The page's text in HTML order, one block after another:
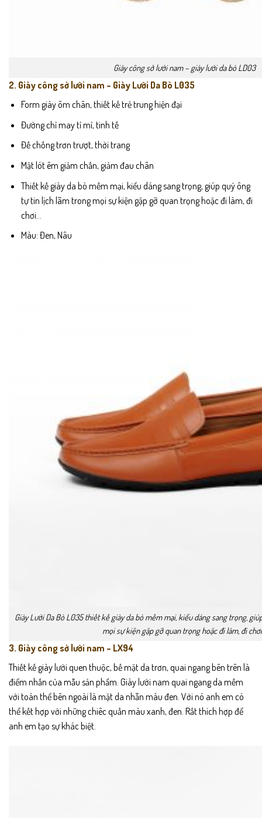
Giày công sở lười nam – giày lười da bò LD03
2. Giày công sở lười nam – Giày Lười Da Bò L035
Form giày ôm chân, thiết kế trẻ trung hiện đại
Đường chỉ may tỉ mỉ, tinh tế
Đế chống trơn trượt, thời trang
Mặt lót êm giảm chấn, giảm đau chân
Thiết kế giày da bò mềm mại, kiểu dáng sang trọng, giúp quý ông
tự tin lịch lãm trong mọi sự kiện gặp gỡ quan trọng hoặc đi làm, đi
chơi…
Màu: Đen, Nâu
Giày Lười Da Bò L035 thiết kế giày da bò mềm mại, kiểu dáng sang trọng,
mọi sự kiện gặp gỡ quan trọng hoặc đi làm, đi
3. Giày công sở lười nam – LX94
Thiết kế giày lười quen thuộc, bề mặt da trơn, quai ngang bên trên là
điểm nhấn của mẫu sản phẩm. Giày lười nam quai ngang da mềm
với toàn thể bên ngoài là mặt da nhẵn màu đen. Với nó anh em có
thể kết hợp với những chiêc quần màu xanh, đen. Rất thích hợp để
anh em tạo sự khác biệt.